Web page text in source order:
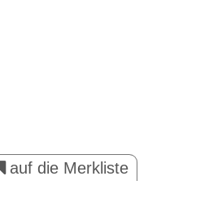
auf die Merkliste